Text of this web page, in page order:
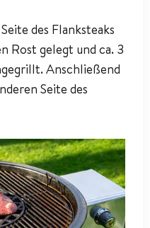
des Flanksteaks
Rost gelegt und ca. 3
Anschließend
Seite des